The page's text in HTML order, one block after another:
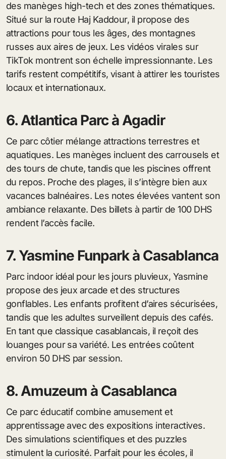
des manèges high-tech et des zones thématiques.
Situé sur la route Haj Kaddour, il propose des
attractions pour tous les âges, des montagnes
russes aux aires de jeux. Les vidéos virales sur
TikTok montrent son échelle impressionnante. Les
tarifs restent compétitifs, visant à attirer les touristes
locaux et internationaux.
6. Atlantica Parc à Agadir
Ce parc côtier mélange attractions terrestres et
aquatiques. Les manèges incluent des carrousels et
des tours de chute, tandis que les piscines offrent
du repos. Proche des plages, il s’intègre bien aux
vacances balnéaires. Les notes élevées vantent son
ambiance relaxante. Des billets à partir de 100 DHS
rendent l’accès facile.
7. Yasmine Funpark à Casablanca
Parc indoor idéal pour les jours pluvieux, Yasmine
propose des jeux arcade et des structures
gonflables. Les enfants profitent d’aires sécurisées,
tandis que les adultes surveillent depuis des cafés.
En tant que classique casablancais, il reçoit des
louanges pour sa variété. Les entrées coûtent
environ 50 DHS par session.
8. Amuzeum à Casablanca
Ce parc éducatif combine amusement et
apprentissage avec des expositions interactives.
Des simulations scientifiques et des puzzles
stimulent la curiosité. Parfait pour les écoles, il